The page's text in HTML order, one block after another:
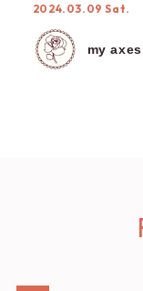
2024.03.09 Sat.
my